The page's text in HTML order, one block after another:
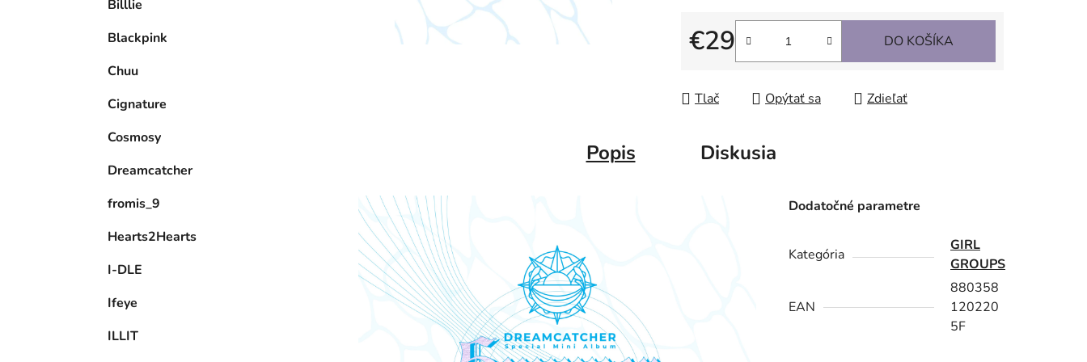
Billlie
Blackpink
Chuu
Cignature
Cosmosy
Dreamcatcher
fromis_9
Hearts2Hearts
I-DLE
Ifeye
ILLIT
€29
Jednotková cena:
DO KOŠÍKA
Tlač Opýtať sa Zdieľať
Popis Diskusia
Dodatočné parametre
Kategória
GIRL
GROUPS
EAN
880358
120220
5F